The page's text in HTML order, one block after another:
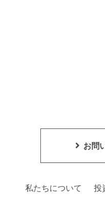
お問
私たちについて 投